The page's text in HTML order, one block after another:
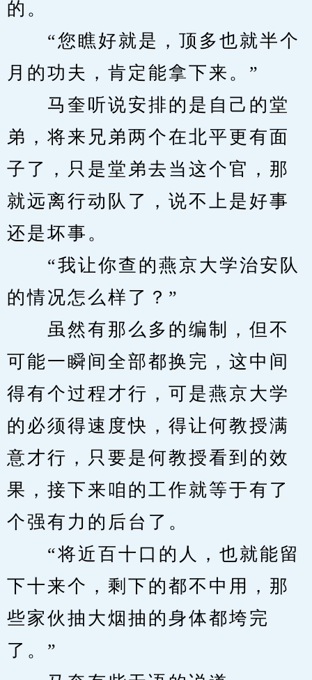
的。
“您瞧好就是，顶多也就半个
月的功夫，肯定能拿下来。”
马奎听说安排的是自己的堂
弟，将来兄弟两个在北平更有面
子了，只是堂弟去当这个官，那
就远离行动队了，说不上是好事
还是坏事。
“我让你查的燕京大学治安队
的情况怎么样了？”
虽然有那么多的编制，但不
可能一瞬间全部都换完，这中间
得有个过程才行，可是燕京大学
的必须得速度快，得让何教授满
意才行，只要是何教授看到的效
果，接下来咱的工作就等于有了
个强有力的后台了。
“将近百十口的人，也就能留
下十来个，剩下的都不中用，那
些家伙抽大烟抽的身体都垮完
了。”